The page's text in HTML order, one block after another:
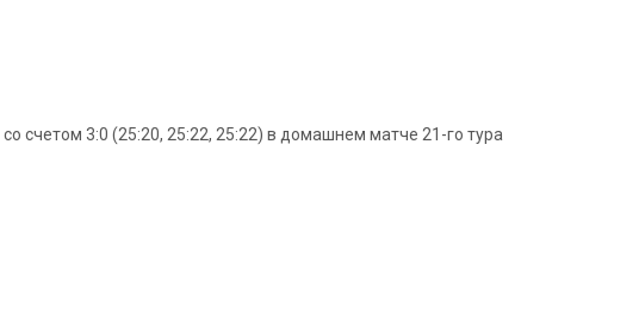
счетом 3:0 (25:20, 25:22, 25:22) в домашнем матче 21-го тура